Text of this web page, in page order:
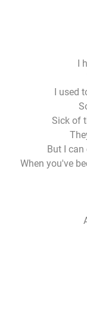
I
I used
Sick of
But I
When you've